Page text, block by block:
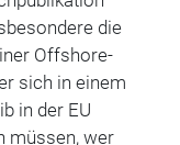
die
Offshore-
sich in einem
in der EU
müssen, wer